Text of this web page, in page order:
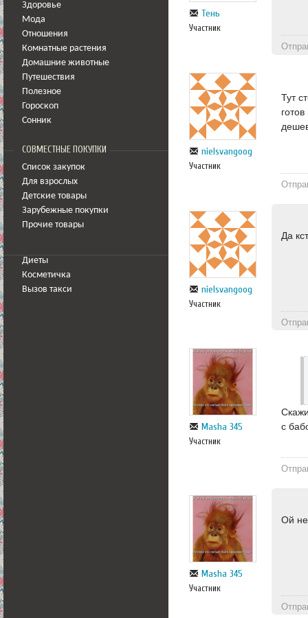
Здоровье
Мода
Отношения
Комнатные растения
Домашние животные
Путешествия
Полезное
Гороскоп
Сонник
СОВМЕСТНЫЕ ПОКУПКИ
Список закупок
Для взрослых
Детские товары
Зарубежные покупки
Прочие товары
Диеты
Косметичка
Вызов такси
Тень
Участник
nielsvangoog
Участник
Тут
nielsvangoog
Участник
Да
Masha 345
Участник
с
Masha 345
Участник
Ой